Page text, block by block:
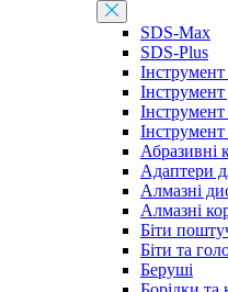
SDS-Max
SDS-Plus
Абразивні
Адаптери
Алмазні
Алмазні
Біти
Біти та
Беруші